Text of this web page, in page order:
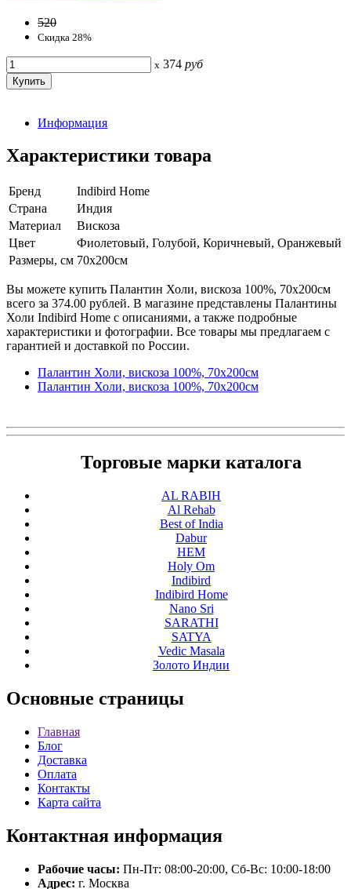
520
Скидка 28%
x 374 руб
Информация
Характеристики товара
Бренд
Indibird Home
Страна
Индия
Материал
Вискоза
Цвет
Фиолетовый, Голубой, Коричневый, Оранжевый
Размеры, см 70х200см
Вы можете купить Палантин Холи, вискоза 100%, 70х200см
всего за 374.00 рублей. В магазине представлены Палантины
Холи Indibird Home с описаниями, а также подробные
характеристики и фотографии. Все товары мы предлагаем с
гарантией и доставкой по России.
Палантин Холи, вискоза 100%, 70х200см
Палантин Холи, вискоза 100%, 70х200см
Торговые марки каталога
AL RABIH
Al Rehab
Best of India
Dabur
HEM
Holy Om
Indibird
Indibird Home
Nano Sri
SARATHI
SATYA
Vedic Masala
Золото Индии
Основные страницы
Главная
Блог
Доставка
Оплата
Контакты
Карта сайта
Контактная информация
Рабочие часы: Пн-Пт: 08:00-20:00, Сб-Вс: 10:00-18:00
Адрес: г. Москва